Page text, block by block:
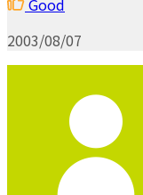
2003/08/07